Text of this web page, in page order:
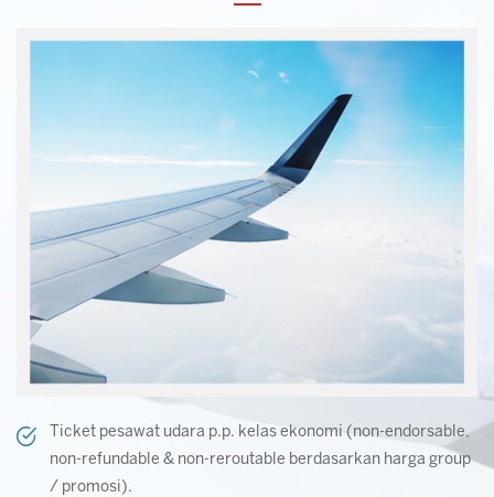
Ticket pesawat udara p.p. kelas ekonomi (non-endorsable,
non-refundable & non-reroutable berdasarkan harga group
/ promosi).